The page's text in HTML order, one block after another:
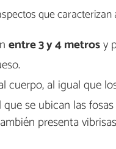
que caracterizan
entre 3 y 4 metrosy
cuerpo, al igual que
se ubican las fosas
presenta